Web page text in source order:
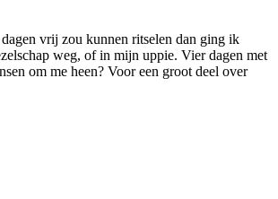
vrij zou kunnen ritselen dan ging ik
weg, of in mijn uppie. Vier dagen met
om me heen? Voor een groot deel over